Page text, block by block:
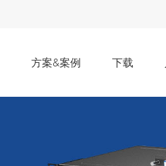
方案&案例 下载